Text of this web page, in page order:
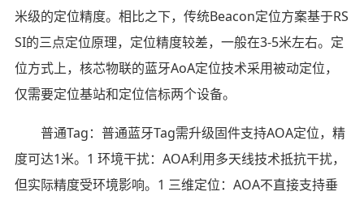
米级的定位精度。相比之下，传统Beacon定位方案基于RS
SI的三点定位原理，定位精度较差，一般在3-5米左右。定
位方式上，核芯物联的蓝牙AoA定位技术采用被动定位，
仅需要定位基站和定位信标两个设备。
普通Tag：普通蓝牙Tag需升级固件支持AOA定位，精
度可达1米。1 环境干扰：AOA利用多天线技术抵抗干扰，
但实际精度受环境影响。1 三维定位：AOA不直接支持垂